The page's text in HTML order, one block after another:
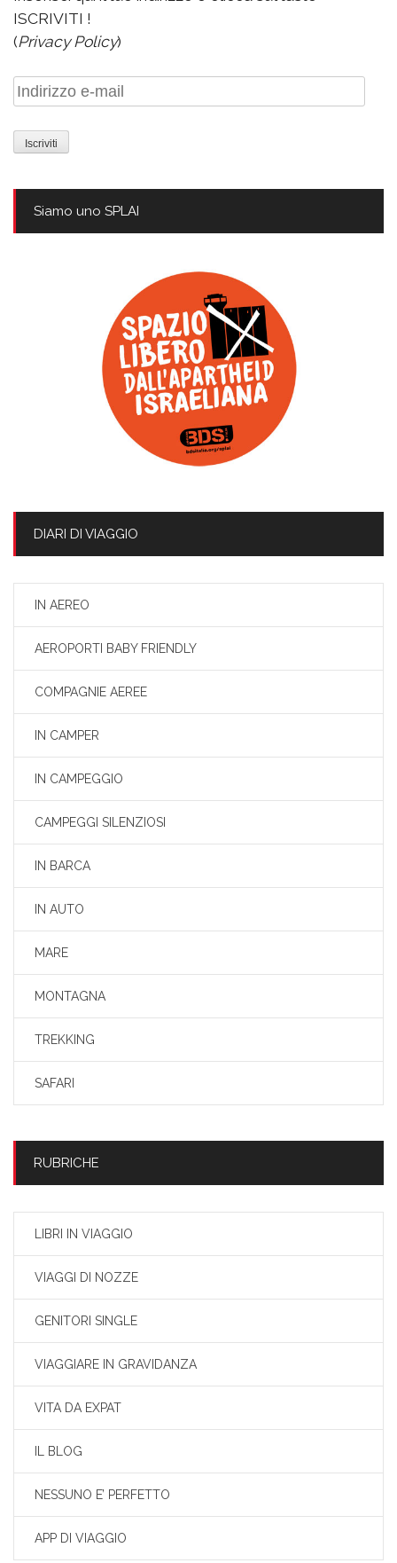
ISCRIVITI !
(Privacy Policy)
Indirizzo
e-
mail
Siamo uno SPLAI
DIARI DI VIAGGIO
IN AEREO
AEROPORTI BABY FRIENDLY
COMPAGNIE AEREE
IN CAMPER
IN CAMPEGGIO
CAMPEGGI SILENZIOSI
IN BARCA
IN AUTO
MARE
MONTAGNA
TREKKING
SAFARI
RUBRICHE
LIBRI IN VIAGGIO
VIAGGI DI NOZZE
GENITORI SINGLE
VIAGGIARE IN GRAVIDANZA
VITA DA EXPAT
IL BLOG
NESSUNO E’ PERFETTO
APP DI VIAGGIO